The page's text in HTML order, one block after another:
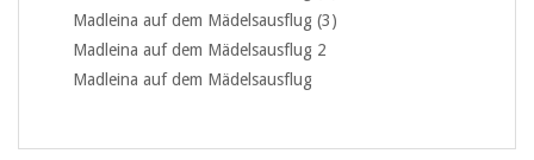
Madleina auf dem Mädelsausflug (3)
Madleina auf dem Mädelsausflug 2
Madleina auf dem Mädelsausflug